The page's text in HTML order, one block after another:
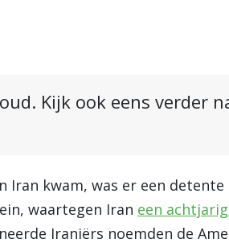
Kijk ook eens verder
Iran kwam, was er een
waartegen Iran een
Iraniërs noemden de